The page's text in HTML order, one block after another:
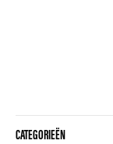
CATEGORIEËN